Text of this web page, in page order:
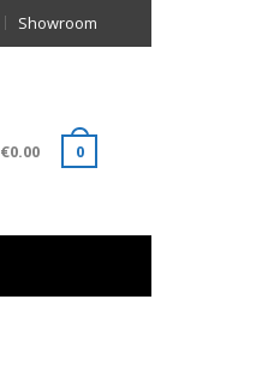
Showroom
€0.00 0